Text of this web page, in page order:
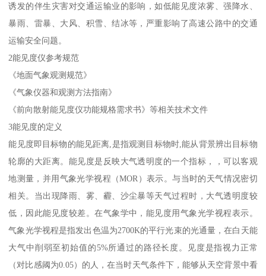
诱发的伴生灾害对交通运输业的影响，如低能见度浓雾、强降水、
暴雨、雷暴、大风、积雪、结冰等，严重影响了高速公路中的交通
运输安全问题。
2能见度仪参考规范
《地面气象观测规范》
《气象仪器和观测方法指南》
《前向散射能见度仪功能规格需求书》等相关技术文件
3能见度的定义
能见度即目标物的能见距离,是指观测目标物时,能从背景辨出目标物
轮廓的大距离。能见度是反映大气透明度的一个指标，，可以客观
地测量，并用气象光学视程（MOR）表示。与当时的天气情况密切
相关。当出现降雨、雾、霾、沙尘暴等天气过程时，大气透明度较
低，因此能见度较差。在气象学中，能见度用气象光学视程表示。
气象光学视程是指发出色温为2700K的平行光束的光通量，在白天能
大气中削弱至初始值的5%所通过的路径长度。见度是指视力正常
（对比感阈为0.05）的人，在当时天气条件下，能够从天空背景中看